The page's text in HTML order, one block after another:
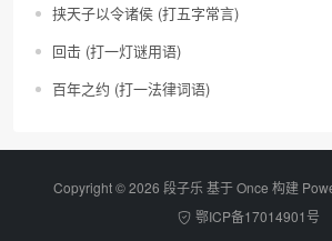
挟天子以令诸侯 (打五字常言)
回击 (打一灯谜用语)
百年之约 (打一法律词语)
Copyright © 2026 段子乐 基于 Once 构建
鄂ICP备17014901号